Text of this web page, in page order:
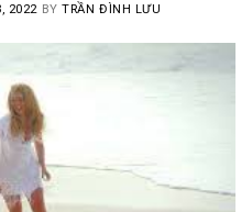
2022 BYTRẦN ĐÌNH LƯU